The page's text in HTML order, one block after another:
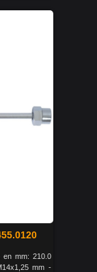
en mm: 210.0
mm -